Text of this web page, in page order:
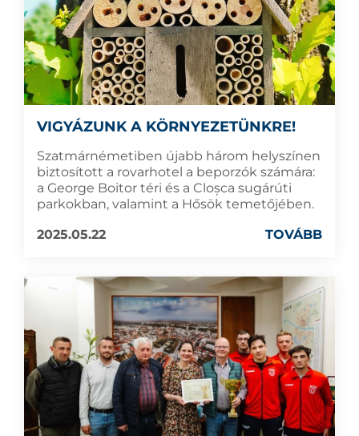
VIGYÁZUNK A KÖRNYEZETÜNKRE!
Szatmárnémetiben újabb három helyszínen
biztosított a rovarhotel a beporzók számára:
a George Boitor téri és a Cloșca sugárúti
parkokban, valamint a Hősök temetőjében.
2025.05.22
TOVÁBB